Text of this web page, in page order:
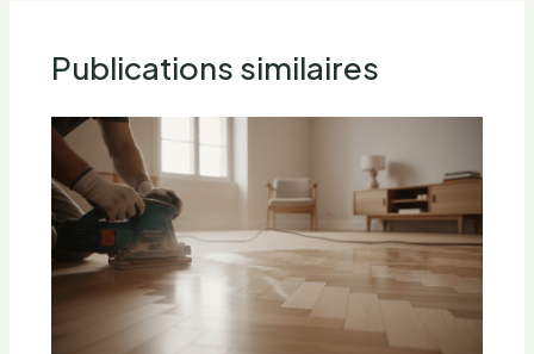
Publications similaires